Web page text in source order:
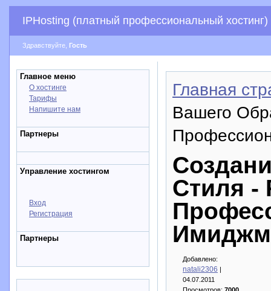
IPHosting (платный профессиональный хостинг)
Здравствуйте, Гость
Главное меню
О хостинге
Тарифы
Напишите нам
Партнеры
Управление хостингом
Вход
Регистрация
Партнеры
Главная
Вашего
Стиля -
Добавлено:
natali2306 |
04.07.2011